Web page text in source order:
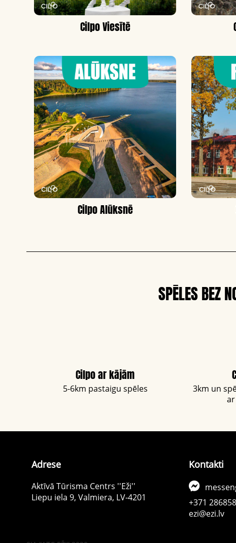
Cilpo Viesītē
Cilpo Alūksnē
SPĒLES BEZ
Cilpo ar kājām
5-6km pastaigu spēles
3km un
Adrese
Aktīvā Tūrisma Centrs ''Eži''
Liepu iela 9, Valmiera, LV-4201
Kontakti
+371
ezi@ezi.lv